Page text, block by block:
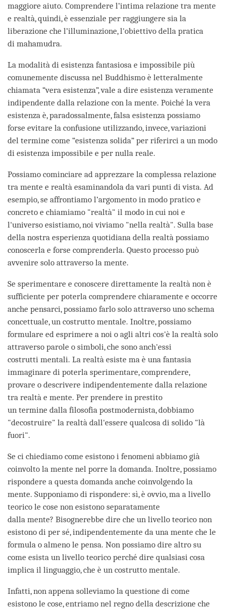
maggiore aiuto. Comprendere l’intima relazione tra mente
e realtà, quindi, è essenziale per raggiungere sia la
liberazione che l’illuminazione, l'obiettivo della pratica
di mahamudra.
La modalità di esistenza fantasiosa e impossibile più
comunemente discussa nel Buddhismo è letteralmente
chiamata “vera esistenza”, vale a dire esistenza veramente
indipendente dalla relazione con la mente. Poiché la vera
esistenza è, paradossalmente, falsa esistenza possiamo
forse evitare la confusione utilizzando, invece, variazioni
del termine come “esistenza solida” per riferirci a un modo
di esistenza impossibile e per nulla reale.
Possiamo cominciare ad apprezzare la complessa relazione
tra mente e realtà esaminandola da vari punti di vista. Ad
esempio, se affrontiamo l’argomento in modo pratico e
concreto e chiamiamo "realtà" il modo in cui noi e
l'universo esistiamo, noi viviamo "nella realtà". Sulla base
della nostra esperienza quotidiana della realtà possiamo
conoscerla e forse comprenderla. Questo processo può
avvenire solo attraverso la mente.
Se sperimentare e conoscere direttamente la realtà non è
sufficiente per poterla comprendere chiaramente e occorre
anche pensarci, possiamo farlo solo attraverso uno schema
concettuale, un costrutto mentale. Inoltre, possiamo
formulare ed esprimere a noi o agli altri cos'è la realtà solo
attraverso parole o simboli, che sono anch'essi
costrutti mentali. La realtà esiste ma è una fantasia
immaginare di poterla sperimentare, comprendere,
provare o descrivere indipendentemente dalla relazione
tra realtà e mente. Per prendere in prestito
un termine dalla filosofia postmodernista, dobbiamo
"decostruire" la realtà dall'essere qualcosa di solido "là
fuori".
Se ci chiediamo come esistono i fenomeni abbiamo già
coinvolto la mente nel porre la domanda. Inoltre, possiamo
rispondere a questa domanda anche coinvolgendo la
mente. Supponiamo di rispondere: sì, è ovvio, ma a livello
teorico le cose non esistono separatamente
dalla mente? Bisognerebbe dire che un livello teorico non
esistono di per sé, indipendentemente da una mente che le
formula o almeno le pensa. Non possiamo dire altro su
come esista un livello teorico perché dire qualsiasi cosa
implica il linguaggio, che è un costrutto mentale.
Infatti, non appena solleviamo la questione di come
esistono le cose, entriamo nel regno della descrizione che